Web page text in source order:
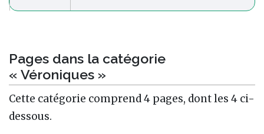
Pages dans la catégorie
« Véroniques »
Cette catégorie comprend 4 pages, dont les 4 ci-
dessous.